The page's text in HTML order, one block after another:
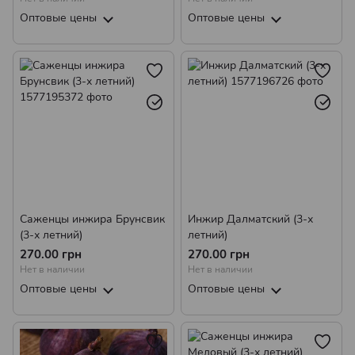
Оптовые цены Оптовые цены
Саженцы инжира Брунсвик
(3-х летний)
270.00 грн
Нет в наличии
Оптовые цены
Инжир Далматский (3-х
летний)
270.00 грн
Нет в наличии
Оптовые цены